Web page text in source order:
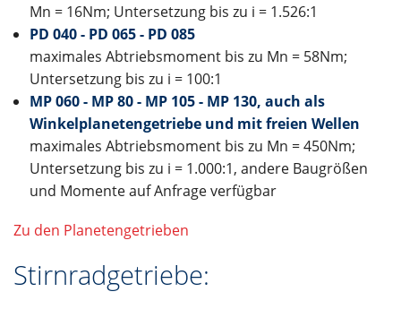
Mn = 16Nm; Untersetzung bis zu i = 1.526:1
PD 040 - PD 065 - PD 085
maximales Abtriebsmoment bis zu Mn = 58Nm;
Untersetzung bis zu i = 100:1
MP 060 - MP 80 - MP 105 - MP 130, auch als
Winkelplanetengetriebe und mit freien Wellen
maximales Abtriebsmoment bis zu Mn = 450Nm;
Untersetzung bis zu i = 1.000:1, andere Baugrößen
und Momente auf Anfrage verfügbar
Zu den Planetengetrieben
Stirnradgetriebe: